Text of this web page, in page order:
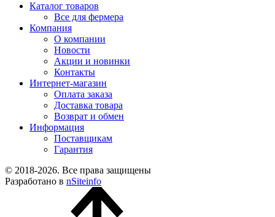
Каталог товаров
Все для фермера
Компания
О компании
Новости
Акции и новинки
Контакты
Интернет-магазин
Оплата заказа
Доставка товара
Возврат и обмен
Информация
Поставщикам
Гарантия
© 2018-2026. Все права защищены
Разработано в nSiteinfo